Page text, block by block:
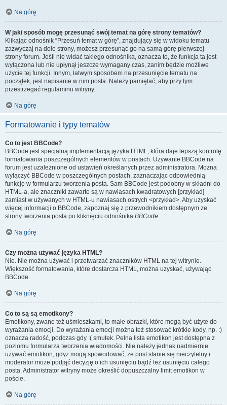
Na górę
W jaki sposób mogę przesunąć swój temat na górę strony tematów?
Klikając odnośnik “Przesuń temat w górę”, znajdujący się w widoku tematu
zazwyczaj na dole strony, możesz przesunąć go na samą górę pierwszej
strony forum. Jeśli nie widać takiego odnośnika, oznacza to, że funkcja ta jest
wyłączona lub nie upłynął jeszcze wymagany czas, zanim będzie możliwe
użycie tej funkcji. Innym, łatwym sposobem na przesunięcie tematu na
początek, jest napisanie w nim posta. Należy pamiętać, aby przy tym
przestrzegać regulaminu witryny.
Na górę
Formatowanie i typy tematów
Co to jest BBCode?
BBCode jest specjalną implementacją języka HTML, która daje lepszą kontrolę
formatowania poszczególnych elementów w postach. Używanie BBCode na
forum jest uzależnione od ustawień określanych przez administratora. Można
wyłączyć BBCode w poszczególnych postach, zaznaczając odpowiednią
funkcję w formularzu tworzenia posta. Sam BBCode jest podobny w składni do
HTML-a, ale znaczniki zawarte są w nawiasach kwadratowych [przykład]
zamiast w używanych w HTML-u nawiasach ostrych <przykład>. Aby uzyskać
więcej informacji o BBCode, zapoznaj się z przewodnikiem dostępnym ze
strony tworzenia posta po kliknięciu odnośnika BBCode.
Na górę
Czy można używać języka HTML?
Nie. Nie można używać i przetwarzać znaczników HTML na tej witrynie.
Większość formatowania, które dostarcza HTML, można uzyskać, używając
BBCode.
Na górę
Co to są są emotikony?
Emotikony, zwane też uśmieszkami, to małe obrazki, które mogą być użyte do
wyrażania emocji. Do wyrażania emocji można też stosować krótkie kody, np. :)
oznacza radość, podczas gdy :( smutek. Pełna lista emotikon jest dostępna z
poziomu formularza tworzenia wiadomości. Nie należy jednak nadmiernie
używać emotikon, gdyż mogą spowodować, że post stanie się nieczytelny i
moderator może podjąć decyzję o ich usunięciu bądź też usunięciu całego
posta. Administrator witryny może określić dopuszczalny limit emotikon w
poście.
Na górę